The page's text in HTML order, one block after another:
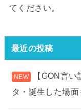
てください。
最近の投稿
【GON言
タ・誕生した場面